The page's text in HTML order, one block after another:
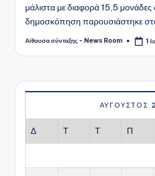
μάλιστα με διαφορά 15,5
δημοσκόπηση παρουσιάστηκε στο
Συγγραφέας:
Αίθουσα σύνταξης - News Room 1
ΑΎΓΟΥΣΤΟΣ
Δ Τ Τ Π